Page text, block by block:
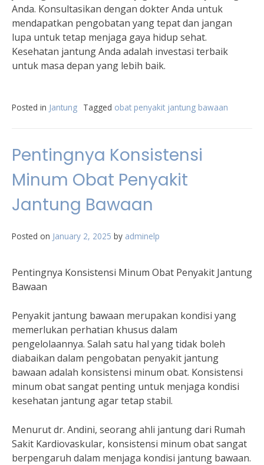
Anda. Konsultasikan dengan dokter Anda untuk
mendapatkan pengobatan yang tepat dan jangan
lupa untuk tetap menjaga gaya hidup sehat.
Kesehatan jantung Anda adalah investasi terbaik
untuk masa depan yang lebih baik.
Posted in Jantung Tagged obat penyakit jantung bawaan
Pentingnya Konsistensi
Minum Obat Penyakit
Jantung Bawaan
Posted on January 2, 2025 by adminelp
Pentingnya Konsistensi Minum Obat Penyakit Jantung
Bawaan
Penyakit jantung bawaan merupakan kondisi yang
memerlukan perhatian khusus dalam
pengelolaannya. Salah satu hal yang tidak boleh
diabaikan dalam pengobatan penyakit jantung
bawaan adalah konsistensi minum obat. Konsistensi
minum obat sangat penting untuk menjaga kondisi
kesehatan jantung agar tetap stabil.
Menurut dr. Andini, seorang ahli jantung dari Rumah
Sakit Kardiovaskular, konsistensi minum obat sangat
berpengaruh dalam menjaga kondisi jantung bawaan.